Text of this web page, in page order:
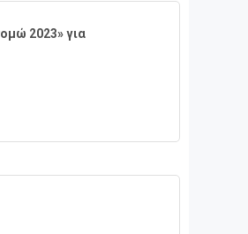
2023» για